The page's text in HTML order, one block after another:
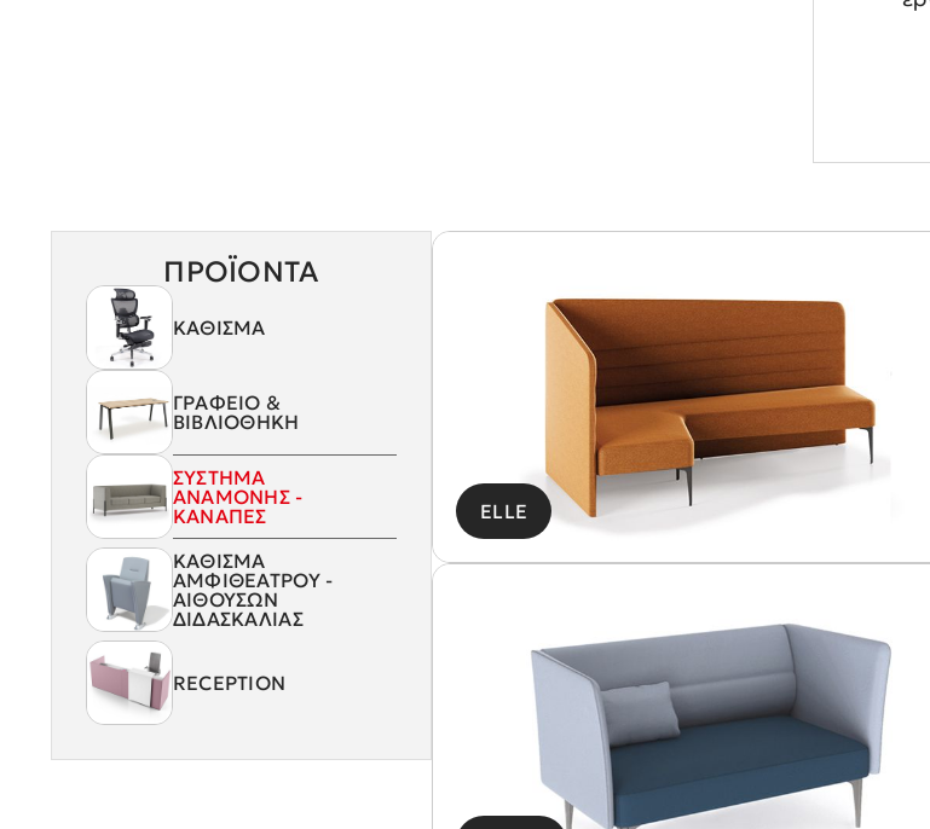
ΠΡΟΪΌΝΤΑ
ΚΑΘΙΣΜΑ
ΓΡΑΦΕΙΟ &
ΒΙΒΛΙΟΘΗΚΗ
ΣΥΣΤΗΜΑ
ΑΝΑΜΟΝΗΣ -
ΚΑΝΑΠΕΣ
ΚΑΘΙΣΜΑ
ΑΜΦΙΘΕΑΤΡΟΥ -
ΑΙΘΟΥΣΩΝ
ΔΙΔΑΣΚΑΛΙΑΣ
RECEPTION
ELLE